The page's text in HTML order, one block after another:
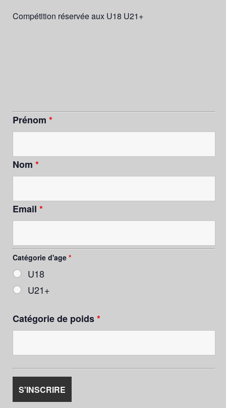
Compétition réservée aux U18 U21+
Prénom *
Nom *
Email *
Catégorie d'age *
U18
U21+
Catégorie de poids*